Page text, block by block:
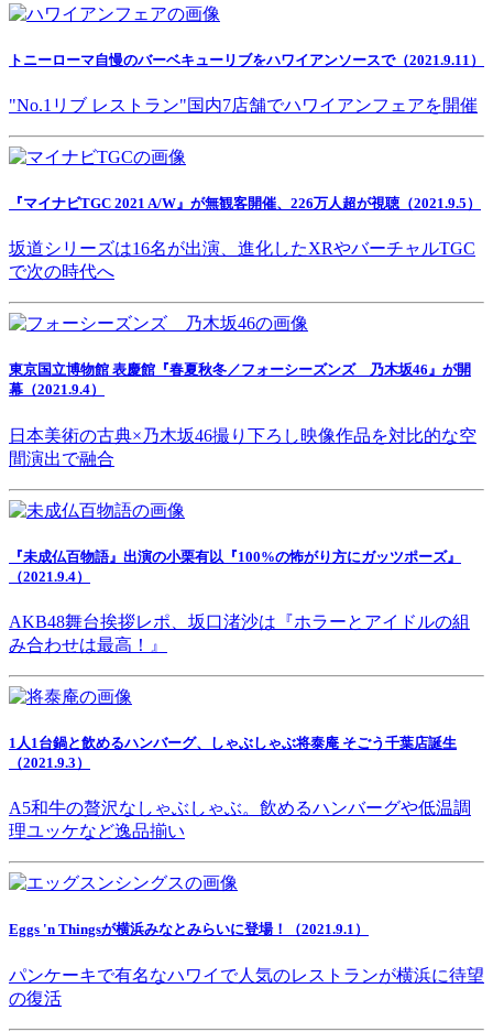
トニーローマ自慢のバーベキューリブをハワイアンソースで（2021.9.11）
"No.1リブ レストラン"国内7店舗でハワイアンフェアを開催
『マイナビTGC 2021 A/W』が無観客開催、226万人超が視聴（2021.9.5）
坂道シリーズは16名が出演、進化したXRやバーチャルTGC
で次の時代へ
東京国立博物館 表慶館『春夏秋冬／フォーシーズンズ 乃木坂46』が開
幕（2021.9.4）
日本美術の古典×乃木坂46撮り下ろし映像作品を対比的な空
間演出で融合
『未成仏百物語』出演の小栗有以『100%の怖がり方にガッツポーズ』
（2021.9.4）
AKB48舞台挨拶レポ、坂口渚沙は『ホラーとアイドルの組
み合わせは最高！』
1人1台鍋と飲めるハンバーグ、しゃぶしゃぶ将泰庵 そごう千葉店誕生
（2021.9.3）
A5和牛の贅沢なしゃぶしゃぶ。飲めるハンバーグや低温調
理ユッケなど逸品揃い
Eggs 'n Thingsが横浜みなとみらいに登場！（2021.9.1）
パンケーキで有名なハワイで人気のレストランが横浜に待望
の復活